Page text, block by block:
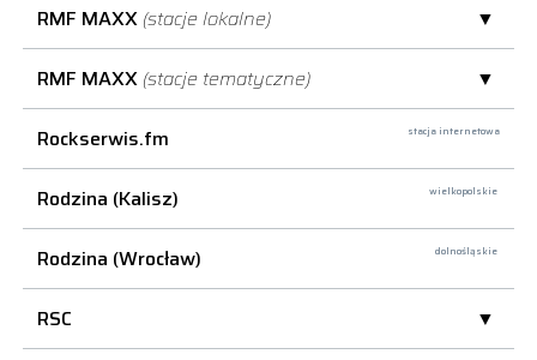
RMF MAXX (stacje lokalne)
RMF MAXX (stacje tematyczne)
Rockserwis.fm
stacja internetowa
Rodzina (Kalisz) wielkopolskie
Rodzina (Wrocław) dolnośląskie
RSC